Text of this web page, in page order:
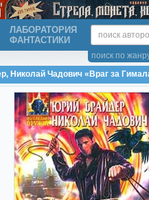
ЛАБОРАТОРИЯ
ФАНТАСТИКИ
поиск по
Николай Чадович «Враг за